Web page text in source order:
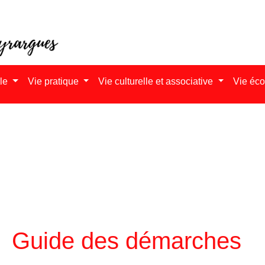
Vie pratique Vie culturelle et associative Vie
Guide des démarches